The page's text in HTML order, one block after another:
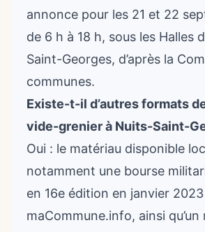
annonce pour les 21 et 22
de 6 h à 18 h, sous les Halles
Saint-Georges, d’après la
communes.
Existe-t-il d’autres formats
vide-grenier à Nuits-Saint-
Oui : le matériau disponible
notamment une bourse
en 16e édition en janvier
maCommune.info, ainsi